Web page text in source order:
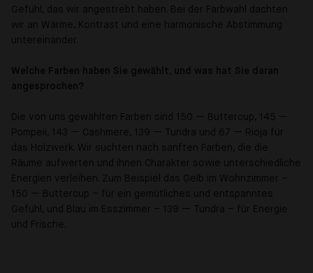
Gefühl, das wir angestrebt haben. Bei der Farbwahl dachten
wir an Wärme, Kontrast und eine harmonische Abstimmung
untereinander.
Welche Farben haben Sie gewählt, und was hat Sie daran
angesprochen?
Die von uns gewählten Farben sind 150 — Buttercup, 145 —
Pompeii, 143 — Cashmere, 139 — Tundra und 67 — Rioja für
das Holzwerk. Wir suchten nach sanften Farben, die die
Räume aufwerten und ihnen Charakter sowie unterschiedliche
Energien verleihen. Zum Beispiel das Gelb im Wohnzimmer –
150 — Buttercup – für ein gemütliches und entspanntes
Gefühl, und Blau im Esszimmer – 139 — Tundra – für Energie
und Frische.